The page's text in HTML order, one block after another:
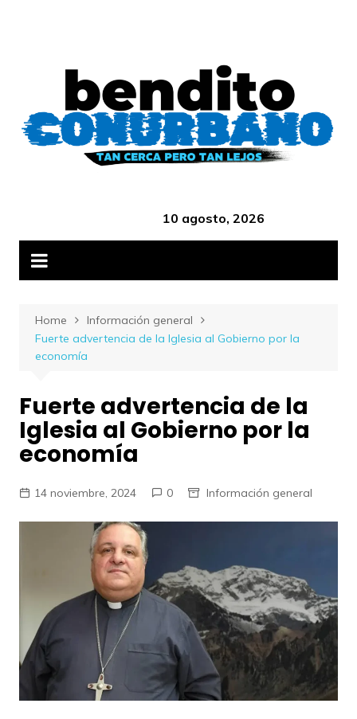
10 agosto, 2026
Home
Información general
Fuerte advertencia de la Iglesia al Gobierno por la
economía
Fuerte advertencia de la
Iglesia al Gobierno por la
economía
14 noviembre, 2024 0 Información general